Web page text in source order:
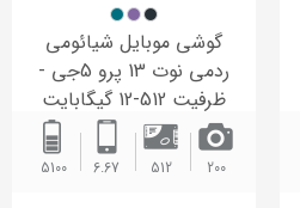
گوشی موبایل شیائومی
ردمی نوت 13 پرو 5جی -
ظرفیت 512-12 گیگابایت
200
512
6.67
5100 ‌